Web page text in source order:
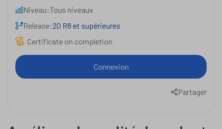
Niveau:Tous niveaux
Release:20 R8 et supérieures
Certificate on completion
Connexion
Partager